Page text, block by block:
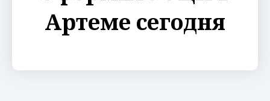
Артеме сегодня